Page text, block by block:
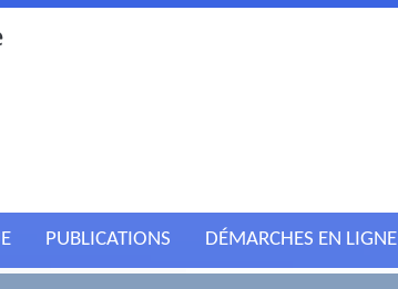
PUBLICATIONS DÉMARCHES EN LIGNE